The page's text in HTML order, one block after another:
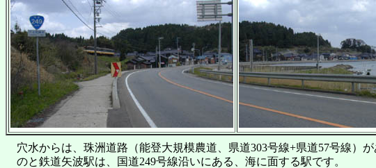
穴水からは、珠洲道路（能登大規模農道、県道303号線+県道57号線）
のと鉄道矢波駅は、国道249号線沿いにある、海に面する駅です。